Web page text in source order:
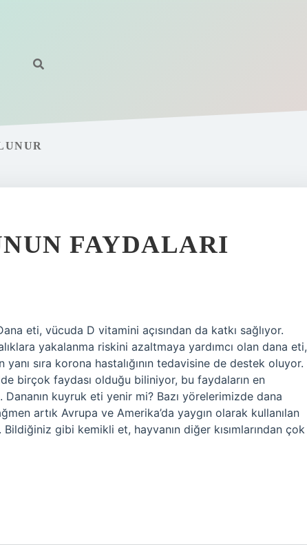
FAYDALARI
eti, vücuda D vitamini açısından da katkı sağlıyor.
yakalanma riskini azaltmaya yardımcı olan dana eti,
yanı sıra korona hastalığının tedavisine de destek oluyor.
birçok faydası olduğu biliniyor, bu faydaların en
kuyruk eti yenir mi? Bazı yörelerimizde dana
artık Avrupa ve Amerika’da yaygın olarak kullanılan
gibi kemikli et, hayvanın diğer kısımlarından çok